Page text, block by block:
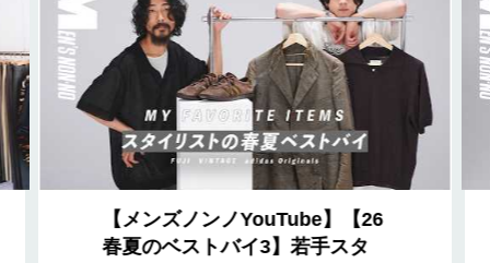
【メンズノンノYouTube】【26
春夏のベストバイ3】若手スタ